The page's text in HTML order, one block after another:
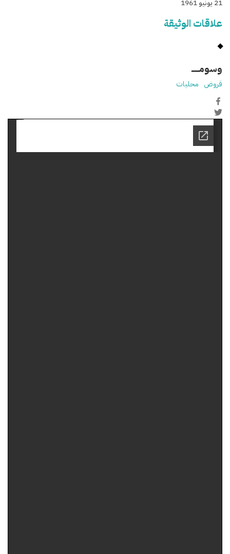
21 يونيو 1961
علاقات الوثيقة
وسومـــــ
قروض محليات